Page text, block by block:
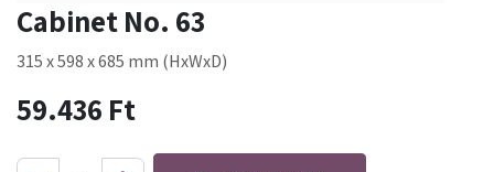
Cabinet No. 63
315 x 598 x 685 mm (HxWxD)
59.436 Ft